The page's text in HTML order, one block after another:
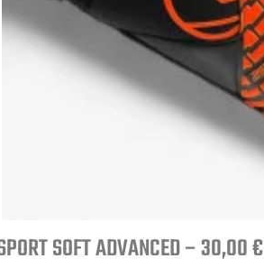
SOFT ADVANCED – 30,00 €